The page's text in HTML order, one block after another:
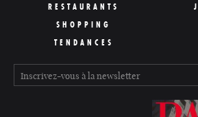
RESTAURANTS
SHOPPING
TENDANCES